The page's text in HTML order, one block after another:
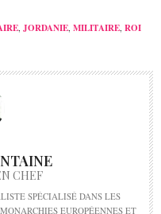
, JORDANIE, MILITAIRE, ROI
CHEF
SPÉCIALISÉ DANS LES
EUROPÉENNES ET